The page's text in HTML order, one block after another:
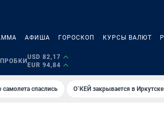
АФИША ГОРОСКОП КУРСЫ ВАЛЮТ
ПРОБКИ
USD 82,17
EUR 94,84
спаслись О`КЕЙ закрывается в Иркутске